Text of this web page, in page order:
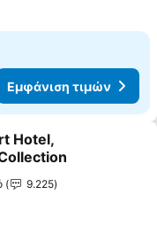
Εμφάνιση τιμών
στα αγαπημένα
Hotel,
9.225